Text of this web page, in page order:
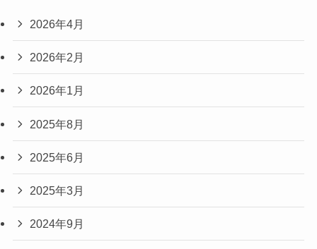
2026年4月
2026年2月
2026年1月
2025年8月
2025年6月
2025年3月
2024年9月